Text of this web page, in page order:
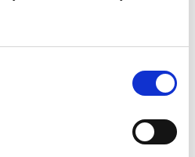
u kome živimo